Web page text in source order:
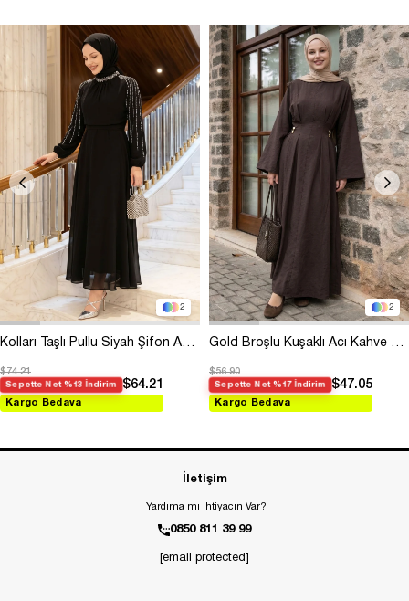
2
Kolları Taşlı Pullu Siyah Şifon Abiye
$74.21
Sepette Net %13 İndirim $64.21
Kargo Bedava
2
Gold Broşlu Kuşaklı Acı Kahve Modal Elbise
$56.90
Sepette Net %17 İndirim $47.05
Kargo Bedava
İletişim
Yardıma mı İhtiyacın Var?
0850 811 39 99
[email protected]